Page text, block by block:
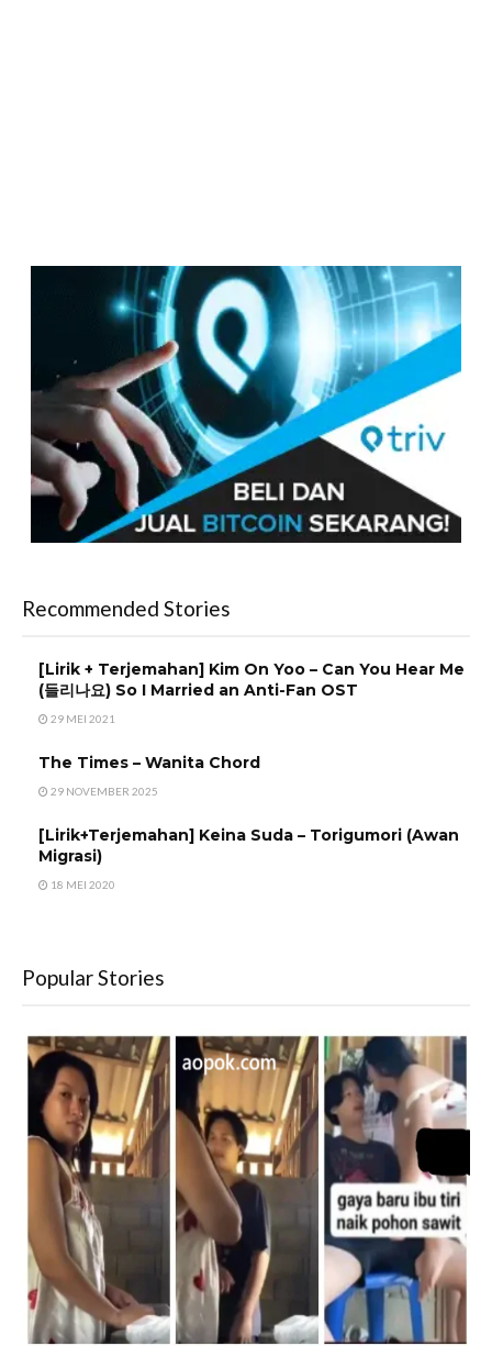
Recommended Stories
[Lirik + Terjemahan] Kim On Yoo – Can You Hear Me
(들리나요) So I Married an Anti-Fan OST
29 MEI 2021
The Times – Wanita Chord
29 NOVEMBER 2025
[Lirik+Terjemahan] Keina Suda – Torigumori (Awan
Migrasi)
18 MEI 2020
Popular Stories